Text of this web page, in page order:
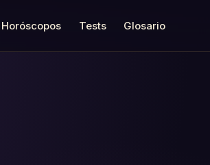
Horóscopos Tests Glosario